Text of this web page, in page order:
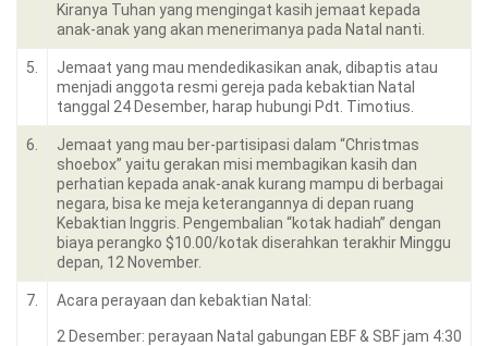
Kiranya Tuhan yang mengingat kasih jemaat kepada
anak-anak yang akan menerimanya pada Natal nanti.
5.
Jemaat yang mau mendedikasikan anak, dibaptis atau
menjadi anggota resmi gereja pada kebaktian Natal
tanggal 24 Desember, harap hubungi Pdt. Timotius.
6.
Jemaat yang mau ber-partisipasi dalam “Christmas
shoebox” yaitu gerakan misi membagikan kasih dan
perhatian kepada anak-anak kurang mampu di berbagai
negara, bisa ke meja keterangannya di depan ruang
Kebaktian Inggris. Pengembalian “kotak hadiah” dengan
biaya perangko $10.00/kotak diserahkan terakhir Minggu
depan, 12 November.
7. Acara perayaan dan kebaktian Natal:
2 Desember: perayaan Natal gabungan EBF & SBF jam 4:30